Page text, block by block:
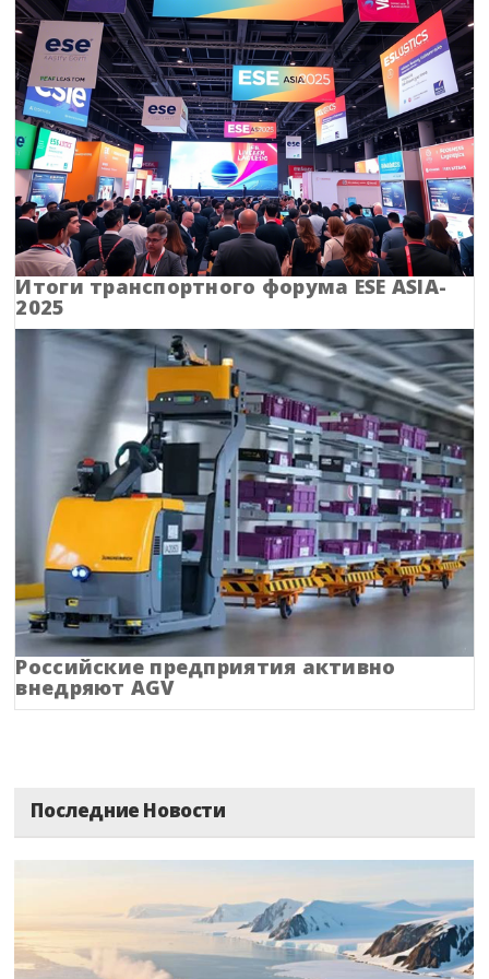
Кировская область
Коми
Корякский округ
Костромская область
Краснодарский край
Красноярский край
Крым
Курганская область
Курская область
Ленинградская область
Липецкая область
Магаданская область
Марий Эл
Ненецкий АО
Нижегородская область
Новгородская область
Итоги транспортного форума ESE ASIA-
2025
Российские предприятия активно
внедряют AGV
Последние Новости